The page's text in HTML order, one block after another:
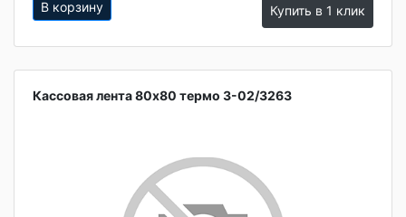
В корзину Купить в 1 клик
Кассовая лента 80х80 термо 3-02/3263